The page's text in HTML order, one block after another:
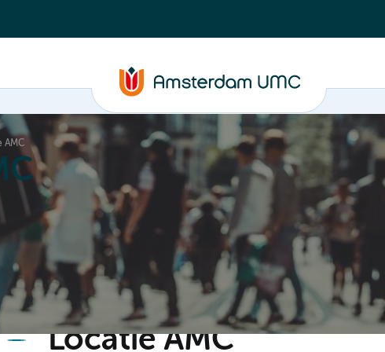
AMC
Steun ons Evenementen Actueel Contact
Locatie AMC